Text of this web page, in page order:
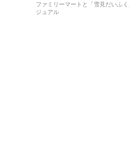
ファミリーマートと「雪見だいふ
ジュアル